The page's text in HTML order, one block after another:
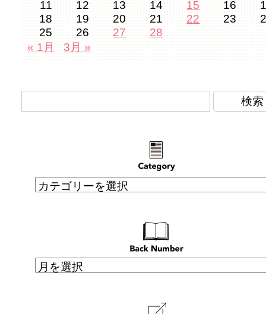
11
12 13 14 15 16
18
19 20 21 22 23
25
26 27
28
« 1月
3月 »